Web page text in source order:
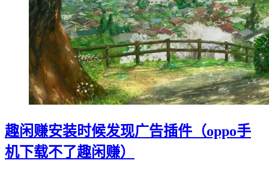
趣闲赚安装时候发现广告插件（oppo手
机下载不了趣闲赚）